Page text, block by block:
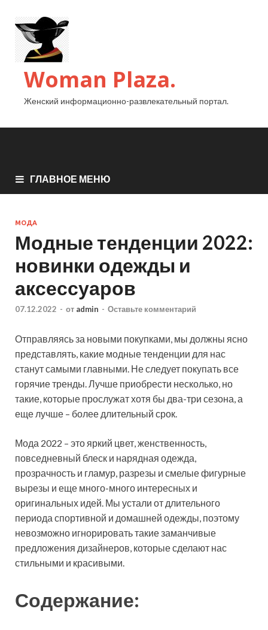
Woman Plaza.
Женский информационно-развлекательный портал.
ГЛАВНОЕ МЕНЮ
МОДА
Модные тенденции 2022:
новинки одежды и
аксессуаров
07.12.2022 - от admin - Оставьте комментарий
Отправляясь за новыми покупками, мы должны ясно
представлять, какие модные тенденции для нас
станут самыми главными. Не следует покупать все
горячие тренды. Лучше приобрести несколько, но
такие, которые прослужат хотя бы два-три сезона, а
еще лучше – более длительный срок.
Мода 2022 – это яркий цвет, женственность,
повседневный блеск и нарядная одежда,
прозрачность и гламур, разрезы и смелые фигурные
вырезы и еще много-много интересных и
оригинальных идей. Мы устали от длительного
периода спортивной и домашней одежды, поэтому
невозможно игнорировать такие заманчивые
предложения дизайнеров, которые сделают нас
стильными и красивыми.
Содержание: